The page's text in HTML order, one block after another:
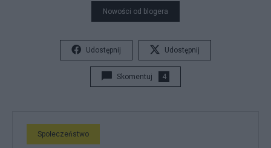
Nowości od blogera
Udostępnij Udostępnij
Skomentuj 4
Społeczeństwo